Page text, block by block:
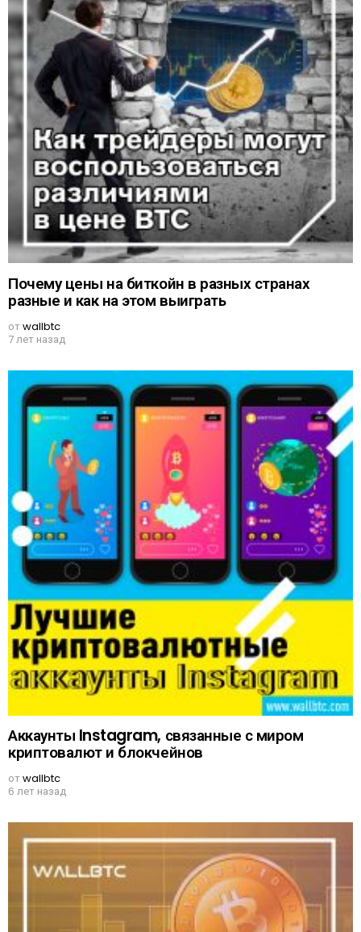
Почему цены на биткойн в разных странах
разные и как на этом выиграть
отwallbtc
7 лет назад
Аккаунты Instagram, связанные с миром
криптовалют и блокчейнов
отwallbtc
6 лет назад